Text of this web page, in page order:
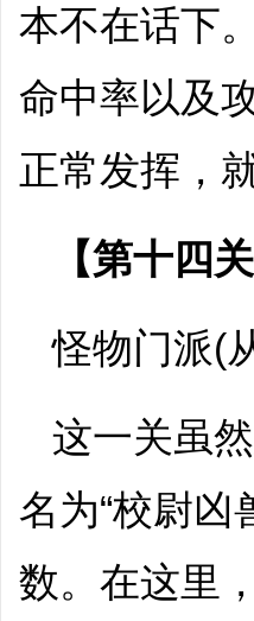
本不在话下
命中率以及
正常发挥，
【第十四
怪物门派(
这一关虽
名为“校尉凶
数。在这里